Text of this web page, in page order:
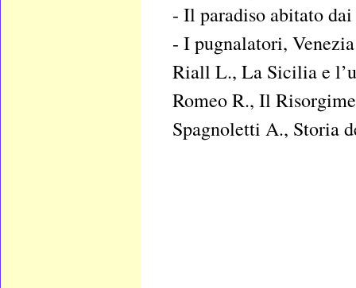
- Il paradiso abitato
- I pugnalatori,
Riall L., La Sicilia e
Romeo R., Il
Spagnoletti A., Storia